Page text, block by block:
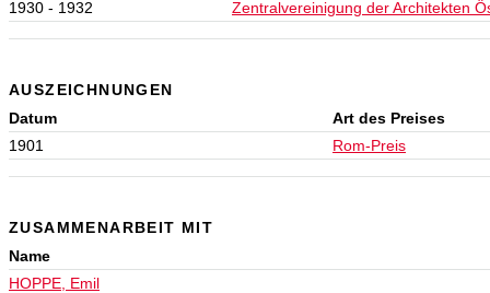
1930 - 1932
Zentralvereinigung der Architekten
AUSZEICHNUNGEN
Datum
Art des Preises
1901
Rom-Preis
ZUSAMMENARBEIT MIT
Name
HOPPE, Emil